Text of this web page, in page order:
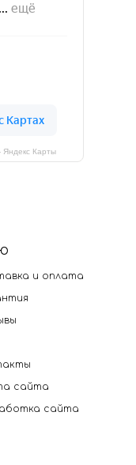
Яндекс Карты
и оплата
сайта
сайта